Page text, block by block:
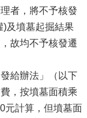
者，將不予核發
)及墳墓起掘結果
故均不予核發遷
給辦法」（以下
，按墳墓面積乘
元計算，但墳墓面